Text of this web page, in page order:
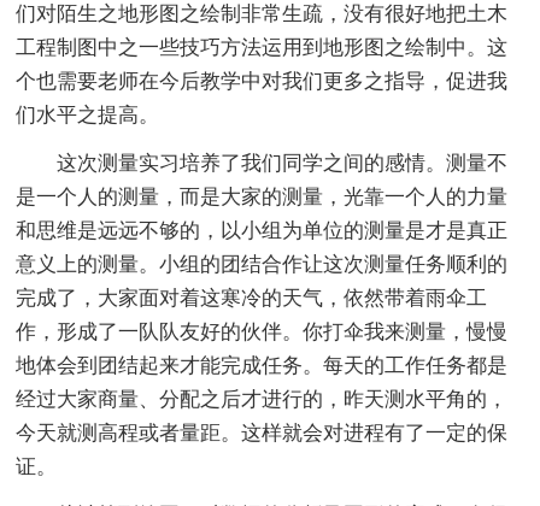
们对陌生之地形图之绘制非常生疏，没有很好地把土木
工程制图中之一些技巧方法运用到地形图之绘制中。这
个也需要老师在今后教学中对我们更多之指导，促进我
们水平之提高。
这次测量实习培养了我们同学之间的感情。测量不
是一个人的测量，而是大家的测量，光靠一个人的力量
和思维是远远不够的，以小组为单位的测量是才是真正
意义上的测量。小组的团结合作让这次测量任务顺利的
完成了，大家面对着这寒冷的天气，依然带着雨伞工
作，形成了一队队友好的伙伴。你打伞我来测量，慢慢
地体会到团结起来才能完成任务。每天的工作任务都是
经过大家商量、分配之后才进行的，昨天测水平角的，
今天就测高程或者量距。这样就会对进程有了一定的保
证。